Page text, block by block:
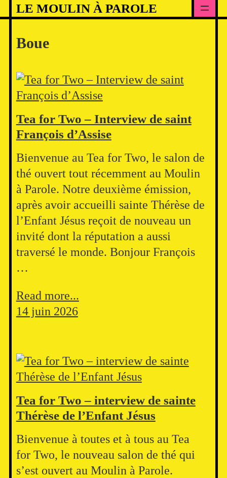
Skip
to
content
LE MOULIN À PAROLE
Boue
Tea for Two – Interview de saint
François d’Assise
Bienvenue au Tea for Two, le salon de
thé ouvert tout récemment au Moulin
à Parole. Notre deuxième émission,
après avoir accueilli sainte Thérèse de
l’Enfant Jésus reçoit de nouveau un
invité dont la réputation a aussi
traversé le monde. Bonjour François
…
Read more...
14 juin 2026
Tea for Two – interview de sainte
Thérèse de l’Enfant Jésus
Bienvenue à toutes et à tous au Tea
for Two, le nouveau salon de thé qui
s’est ouvert au Moulin à Parole.